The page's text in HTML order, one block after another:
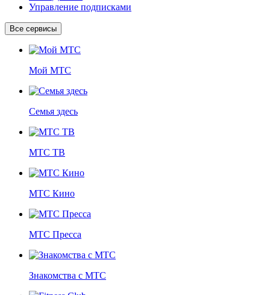
Управление подписками
Все сервисы
Мой МТС
Семья здесь
МТС ТВ
МТС Кино
МТС Пресса
Знакомства с МТС